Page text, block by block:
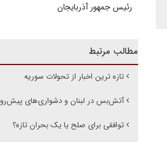
رئیس جمهور آذربایجان
مطالب مرتبط
تازه ترین اخبار از تحولات سوریه
آتش‌بس در لبنان و دشواری‌های پیش‌‌رو
توافقی برای صلح یا یک بحران تازه؟